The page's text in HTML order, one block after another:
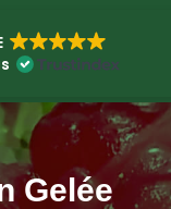
Gelée